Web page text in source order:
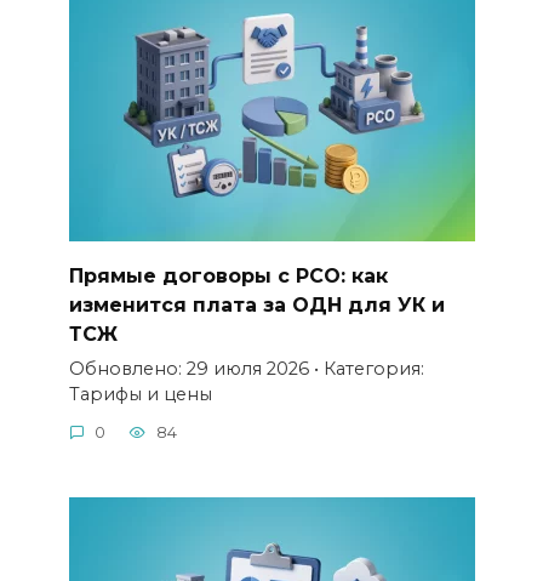
Прямые договоры с РСО: как
изменится плата за ОДН для УК и
ТСЖ
Обновлено: 29 июля 2026 • Категория:
Тарифы и цены
0 84